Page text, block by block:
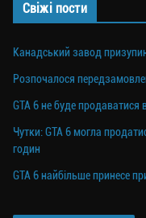
Свіжі пости
Канадський завод
Розпочалося
GTA 6 не буде продаватися в
Чутки: GTA 6 могла
годин
GTA 6 найбільше принесе